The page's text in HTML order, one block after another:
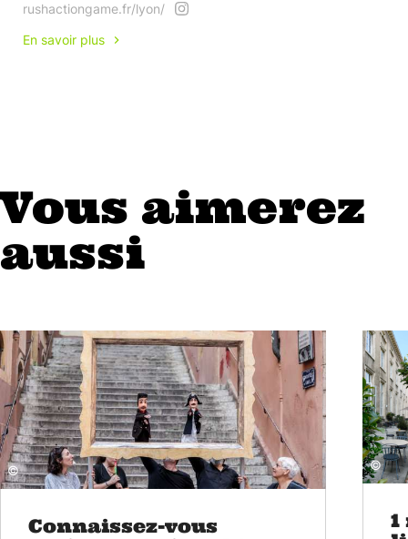
rushactiongame.fr/lyon/
En savoir plus
Vous aimerez
aussi
©
Connaissez-vous
©
1